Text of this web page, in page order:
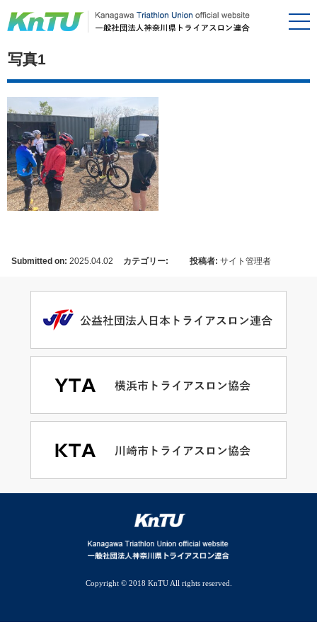
写真1
Submitted on: 2025.04.02 カテゴリー: 投稿者: サイト管理者
Copyright © 2018 KnTU All rights reserved.